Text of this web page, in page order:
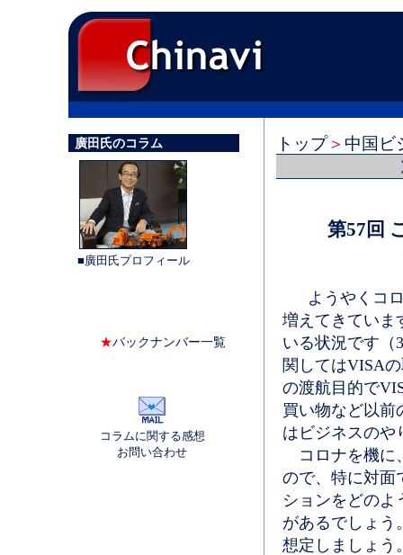
廣田氏のコラム
■廣田氏プロフィール
★バックナンバー一覧
コラムに関する感想
お問い合わせ
トップ＞ 中国ビ
第57回
ようやくコロ
増えてきていま
いる状況です（
関してはVISA
の渡航目的で
買い物など以前
はビジネスのや
コロナを機に
ので、特に対面
ションをどのよ
があるでしょう
想定しましょう